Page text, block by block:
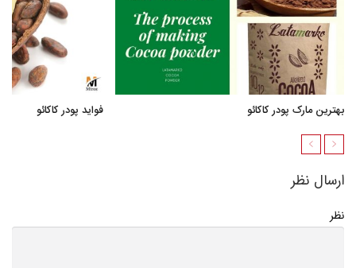
بهترین مارک پودر کاکائو فواید پودر کاکائو
ارسال نظر
نظر